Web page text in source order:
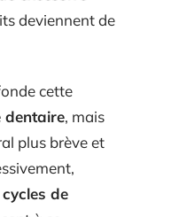
deviennent de
cette
dentaire, mais
plus brève et
cycles de